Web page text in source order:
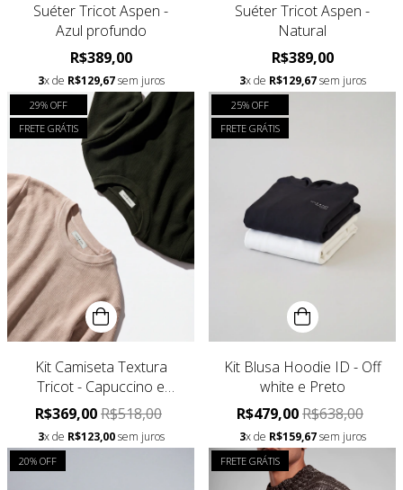
Suéter Tricot Aspen -
Azul profundo
R$389,00
3x de R$129,67sem juros
Suéter Tricot Aspen -
Natural
R$389,00
3x de R$129,67sem juros
29% OFF
FRETE GRÁTIS
Kit Camiseta Textura
Tricot - Capuccino e
Verde militar
R$369,00R$518,00
3x de R$123,00sem juros
25% OFF
FRETE GRÁTIS
Kit Blusa Hoodie ID - Off
white e Preto
R$479,00R$638,00
3x de R$159,67sem juros
20% OFF FRETE GRÁTIS